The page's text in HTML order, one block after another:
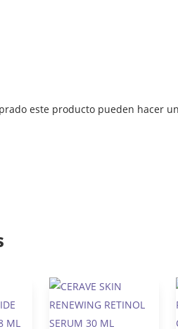
este producto pueden hacer